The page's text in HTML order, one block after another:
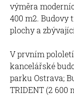
výměra
400 m2. Budovy
plochy a
V prvním
kancelářské
parku Ostrava;
TRIDENT (2 600